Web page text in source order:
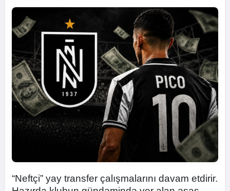
“Neftçi” yay transfer çalışmalarını davam etdirir.